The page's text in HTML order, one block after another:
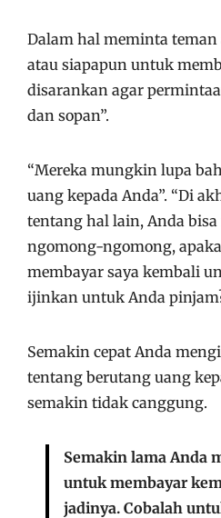
Dalam hal meminta
atau siapapun untuk
disarankan agar
dan sopan”.
“Mereka mungkin lupa
uang kepada Anda”. “Di
tentang hal lain, Anda bisa
ngomong-ngomong,
membayar saya kembali
ijinkan untuk Anda
Semakin cepat Anda
tentang berutang uang
semakin tidak canggung.
Semakin lama Anda
untuk membayar
jadinya. Cobalah